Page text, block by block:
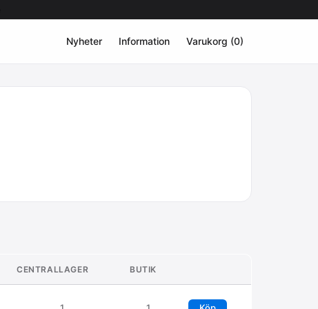
Nyheter Information Varukorg (0)
CENTRALLAGER BUTIK